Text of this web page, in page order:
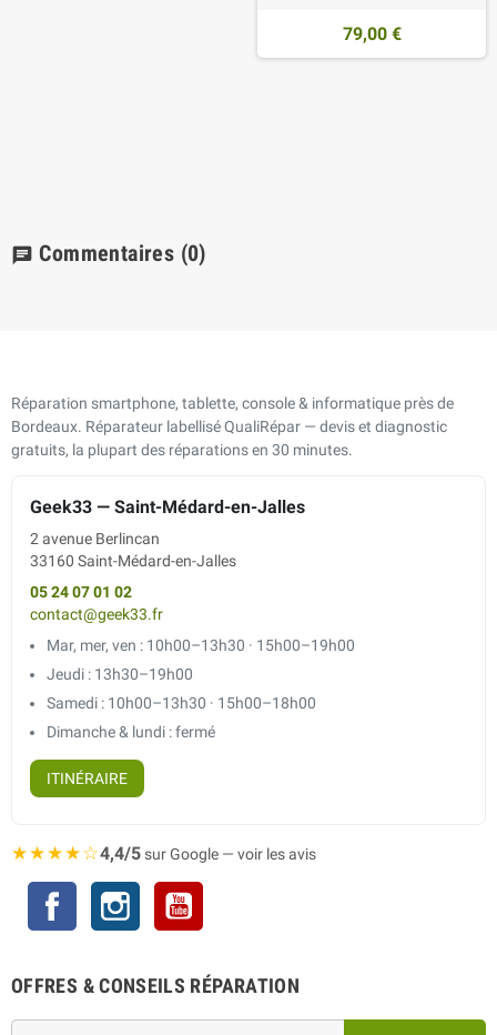
79,00 €
chat Commentaires (0)
Réparation smartphone, tablette, console & informatique près de
Bordeaux. Réparateur labellisé QualiRépar — devis et diagnostic
gratuits, la plupart des réparations en 30 minutes.
Geek33 — Saint-Médard-en-Jalles
2 avenue Berlincan
33160 Saint-Médard-en-Jalles
05 24 07 01 02
contact@geek33.fr
Mar, mer, ven : 10h00–13h30 · 15h00–19h00
Jeudi : 13h30–19h00
Samedi : 10h00–13h30 · 15h00–18h00
Dimanche & lundi : fermé
ITINÉRAIRE
★★★★☆4,4/5sur Google — voir les avis
Facebook Instagram
OFFRES & CONSEILS RÉPARATION